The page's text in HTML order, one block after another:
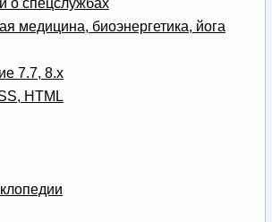
о спецслужбах
медицина, биоэнергетика, йога
7.7, 8.x
HTML